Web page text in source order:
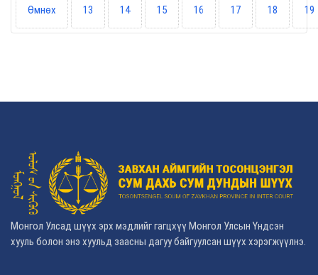
Өмнөх 13 14 15 16 17 18 19
Монгол Улсад шүүх эрх мэдлийг гагцхүү Монгол Улсын Үндсэн
хууль болон энэ хуульд заасны дагуу байгуулсан шүүх хэрэгжүүлнэ.